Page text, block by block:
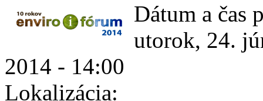
Dátum a čas
utorok, 24.
2014 - 14:00
Lokalizácia: